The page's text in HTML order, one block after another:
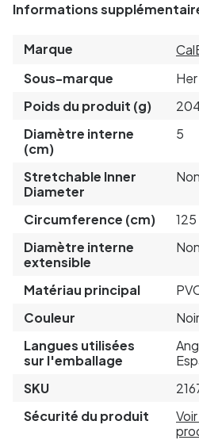
Informations
Marque
Sous-marque
Poids du produit (g)
Diamètre interne
(cm)
5
Stretchable Inner
Diameter
Non
Circumference (cm)
125
Diamètre interne
extensible
Non
Matériau principal
Couleur
Noir
Langues utilisées
sur l'emballage
SKU
Sécurité du produit